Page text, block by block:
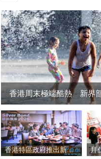
香港周末極端酷熱 新界
香港特區政府推出新一批銀色債券 每手1萬元保底息4.25厘